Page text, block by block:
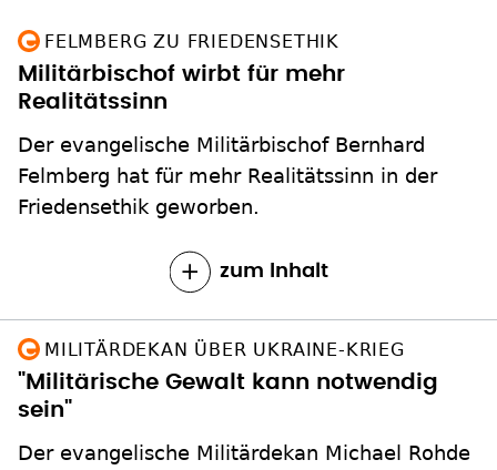
FELMBERG ZU FRIEDENSETHIK
Militärbischof wirbt für mehr
Realitätssinn
Der evangelische Militärbischof Bernhard
Felmberg hat für mehr Realitätssinn in der
Friedensethik geworben.
zum Inhalt
MILITÄRDEKAN ÜBER UKRAINE-KRIEG
"Militärische Gewalt kann notwendig
sein"
Der evangelische Militärdekan Michael Rohde